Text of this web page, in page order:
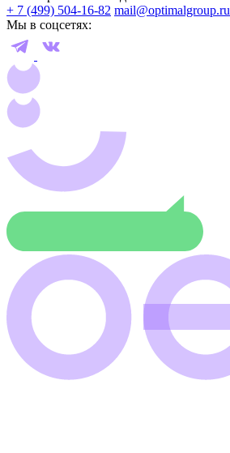
+ 7 (499) 504-16-82 mail@optimalgroup.ru
Мы в соцсетях: